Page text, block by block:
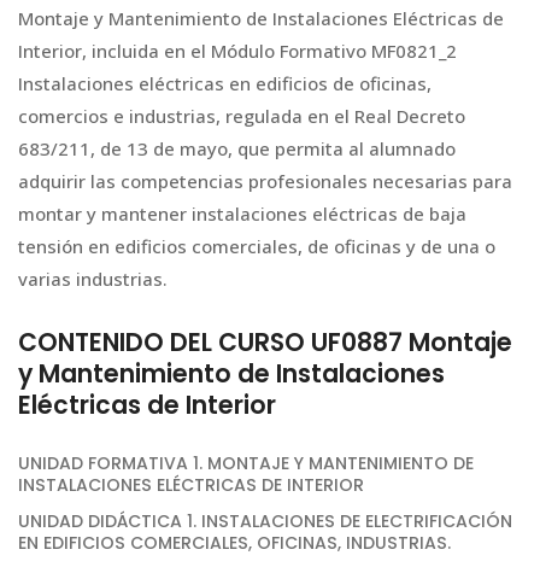
Montaje y Mantenimiento de Instalaciones Eléctricas de
Interior, incluida en el Módulo Formativo MF0821_2
Instalaciones eléctricas en edificios de oficinas,
comercios e industrias, regulada en el Real Decreto
683/211, de 13 de mayo, que permita al alumnado
adquirir las competencias profesionales necesarias para
montar y mantener instalaciones eléctricas de baja
tensión en edificios comerciales, de oficinas y de una o
varias industrias.
CONTENIDO DEL CURSO UF0887 Montaje
y Mantenimiento de Instalaciones
Eléctricas de Interior
UNIDAD FORMATIVA 1. MONTAJE Y MANTENIMIENTO DE
INSTALACIONES ELÉCTRICAS DE INTERIOR
UNIDAD DIDÁCTICA 1. INSTALACIONES DE ELECTRIFICACIÓN
EN EDIFICIOS COMERCIALES, OFICINAS, INDUSTRIAS.